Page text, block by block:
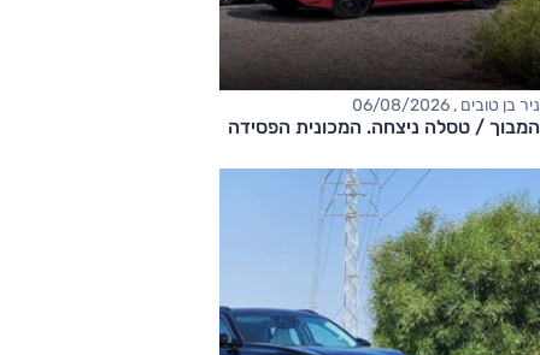
ניר בן טובים , 06/08/2026
המבוך / טסלה ניצחה. המכונית הפסידה